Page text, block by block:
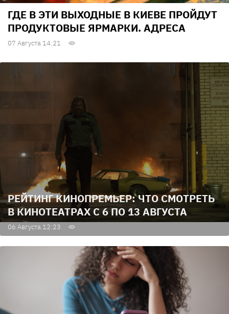
ГДЕ В ЭТИ ВЫХОДНЫЕ В КИЕВЕ ПРОЙДУТ
ПРОДУКТОВЫЕ ЯРМАРКИ. АДРЕСА
07 Августа 14:21
РЕЙТИНГ КИНОПРЕМЬЕР: ЧТО СМОТРЕТЬ
В КИНОТЕАТРАХ С 6 ПО 13 АВГУСТА
06 Августа 12:23